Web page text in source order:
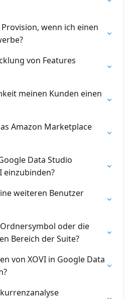
wenn ich einen
von Features
meinen Kunden einen
Amazon Marketplace
Data Studio
einzubinden?
weiteren Benutzer
oder die
Bereich der Suite?
von XOVI in Google Data